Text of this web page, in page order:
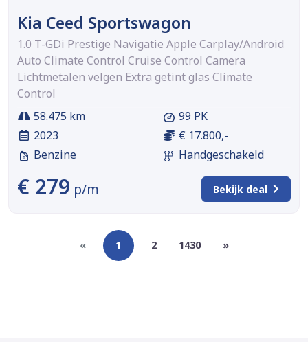
Kia Ceed Sportswagon
1.0 T-GDi Prestige Navigatie Apple Carplay/Android
Auto Climate Control Cruise Control Camera
Lichtmetalen velgen Extra getint glas Climate
Control
58.475 km
2023
Benzine
99 PK
€ 17.800,-
Handgeschakeld
€ 279 p/m Bekijk deal
« 1 2 1430 »